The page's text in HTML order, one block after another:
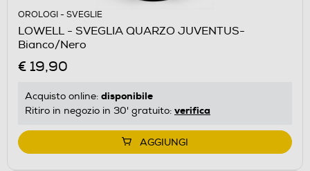
OROLOGI - SVEGLIE
LOWELL - SVEGLIA QUARZO JUVENTUS-
Bianco/Nero
€ 19,90
Acquisto online: disponibile
Ritiro in negozio in 30' gratuito: verifica
AGGIUNGI